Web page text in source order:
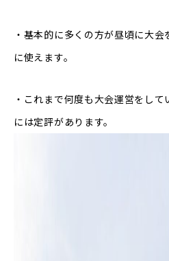
・基本的に多くの方が昼頃に大
に使えます。
・これまで何度も大会運営をし
には定評があります。